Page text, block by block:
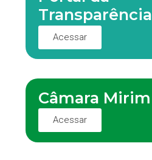
Transparência
Acessar
Câmara Mirim
Acessar